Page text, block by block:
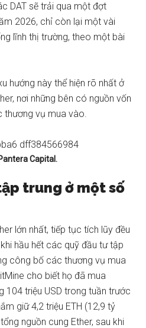
DAT sẽ trải qua một đợt
2026, chỉ còn lại một vài
lĩnh thị trường, theo một bài
hướng này thể hiện rõ nhất ở
nơi những bên có nguồn vốn
thương vụ mua vào.
Capital .
trung ở một số
lớn nhất, tiếp tục tích lũy đều
hầu hết các quỹ đầu tư tập
công bố các thương vụ mua
cho biết họđã mua
104 triệu USD trong tuần trước
giữ 4,2 triệu ETH (12,9 tỷ
nguồn cung Ether, sau khi